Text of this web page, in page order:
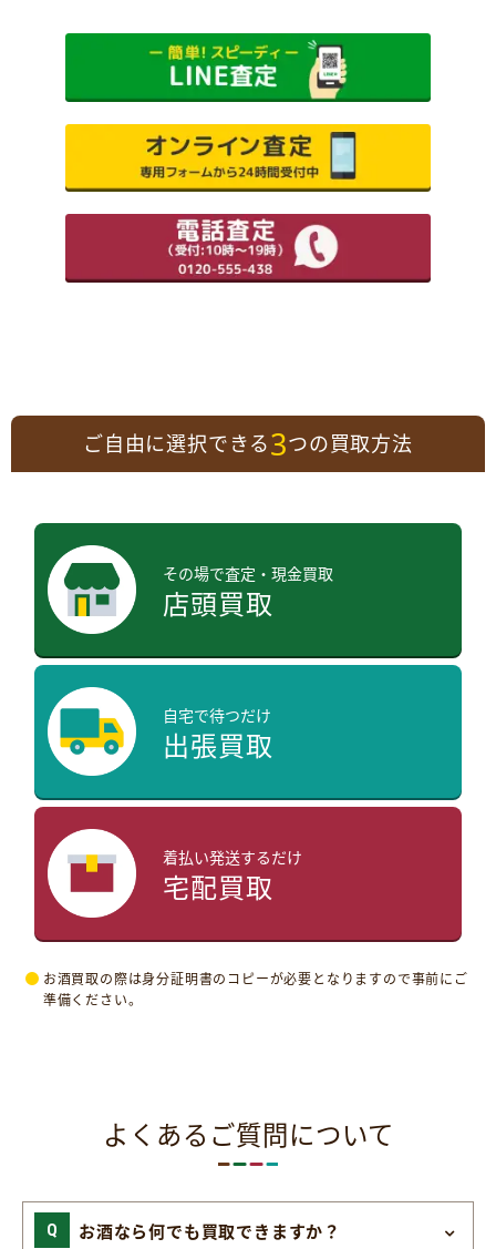
ご自由に選択できる3つの買取方法
その場で査定・現金買取
店頭買取
自宅で待つだけ
出張買取
着払い発送するだけ
宅配買取
お酒買取の際は身分証明書のコピーが必要となりますので事前にご
準備ください。
よくあるご質問について
お酒なら何でも買取できますか？